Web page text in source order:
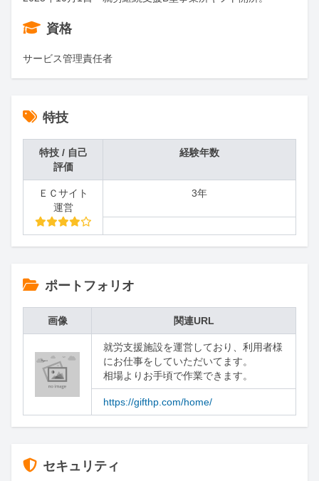
資格
サービス管理責任者
特技
特技 / 自己
評価
経験年数
ＥＣサイト
運営
3年
ポートフォリオ
画像 関連URL
就労支援施設を運営しており、利用者様
にお仕事をしていただいてます。
相場よりお手頃で作業できます。
https://gifthp.com/home/
セキュリティ